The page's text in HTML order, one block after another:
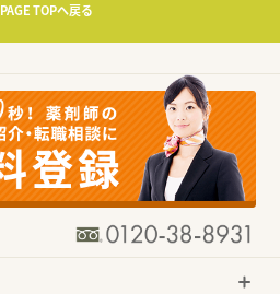
PAGE TOPへ戻る